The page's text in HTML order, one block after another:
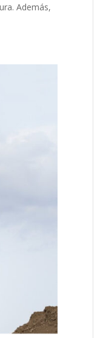
Además,